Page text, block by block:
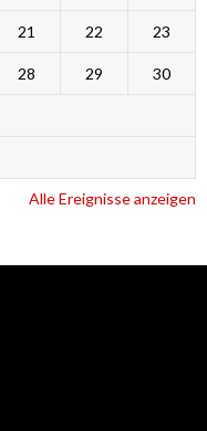
21 22 23
28 29 30
Alle Ereignisse anzeigen